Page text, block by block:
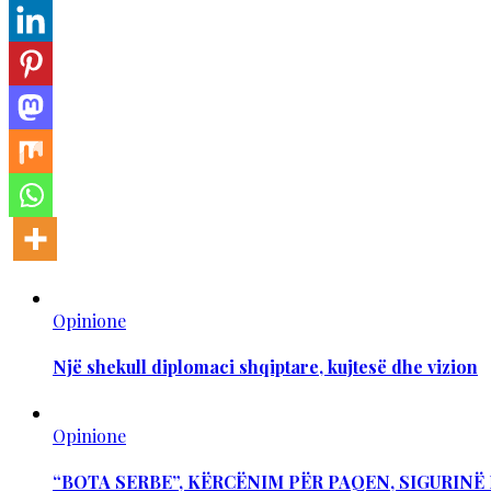
Opinione
Një shekull diplomaci shqiptare, kujtesë dhe vizion
Opinione
“BOTA SERBE”, KËRCËNIM PËR PAQEN,